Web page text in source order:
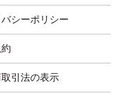
シーポリシー
引法の表示